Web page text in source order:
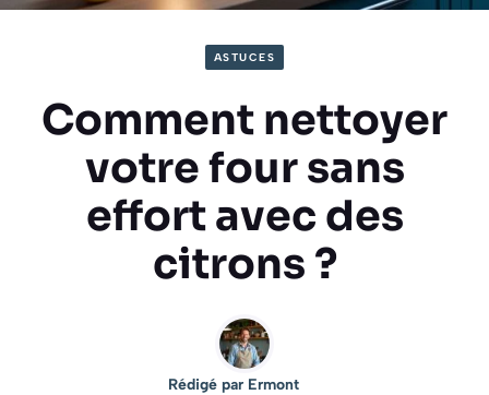
ASTUCES
Comment nettoyer
votre four sans
effort avec des
citrons ?
Rédigé par Ermont